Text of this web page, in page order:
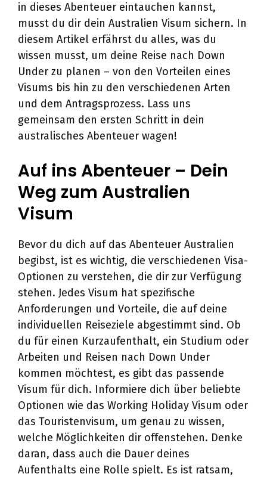
in dieses Abenteuer eintauchen kannst,
musst du dir dein Australien Visum sichern. In
diesem Artikel erfährst du alles, was du
wissen musst, um deine Reise nach Down
Under zu planen – von den Vorteilen eines
Visums bis hin zu den verschiedenen Arten
und dem Antragsprozess. Lass uns
gemeinsam den ersten Schritt in dein
australisches Abenteuer wagen!
Auf ins Abenteuer – Dein
Weg zum Australien
Visum
Bevor du dich auf das Abenteuer Australien
begibst, ist es wichtig, die verschiedenen Visa-
Optionen zu verstehen, die dir zur Verfügung
stehen. Jedes Visum hat spezifische
Anforderungen und Vorteile, die auf deine
individuellen Reiseziele abgestimmt sind. Ob
du für einen Kurzaufenthalt, ein Studium oder
Arbeiten und Reisen nach Down Under
kommen möchtest, es gibt das passende
Visum für dich. Informiere dich über beliebte
Optionen wie das Working Holiday Visum oder
das Touristenvisum, um genau zu wissen,
welche Möglichkeiten dir offenstehen. Denke
daran, dass auch die Dauer deines
Aufenthalts eine Rolle spielt. Es ist ratsam,